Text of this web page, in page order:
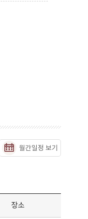
월간일정 보기
장소